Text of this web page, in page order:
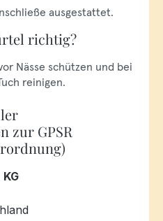
ausgestattet.
richtig?
Nässe schützen und bei
reinigen.
zur GPSR